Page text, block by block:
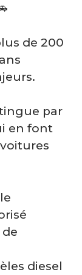
de 200
par
en font
diesel